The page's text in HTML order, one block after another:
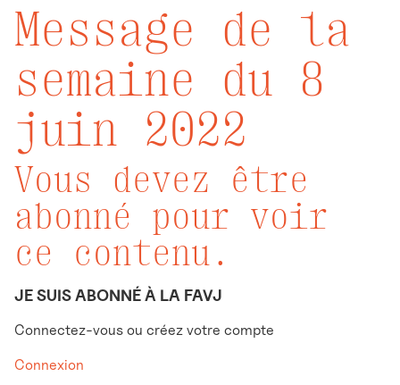
Message de la
semaine du 8
juin 2022
Vous devez être
abonné pour voir
ce contenu.
JE SUIS ABONNÉ À LA FAVJ
Connectez-vous ou créez votre compte
Connexion